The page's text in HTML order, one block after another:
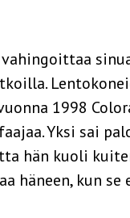
1998
Yksi sai
hän kuoli
häneen, kun